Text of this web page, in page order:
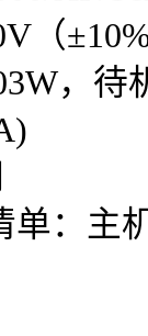
（
，待
单：主